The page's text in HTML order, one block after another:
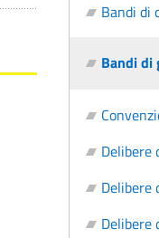
Bandi di
Bandi di
Delibere
Delibere
Delibere